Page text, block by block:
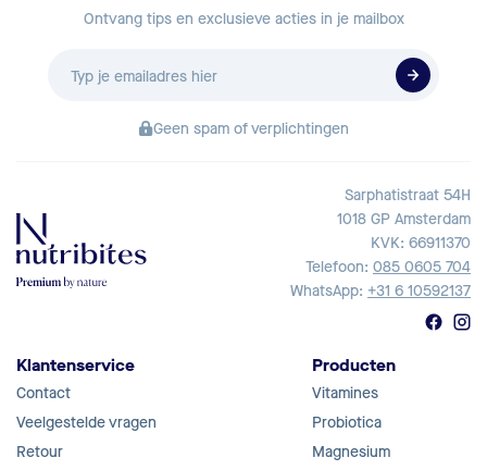
Ontvang tips en exclusieve acties in je mailbox
Geen spam of verplichtingen
Sarphatistraat 54H
1018 GP Amsterdam
KVK: 66911370
Telefoon: 085 0605 704
WhatsApp: +31 6 10592137
Klantenservice
Contact
Veelgestelde vragen
Retour
Producten
Vitamines
Probiotica
Magnesium